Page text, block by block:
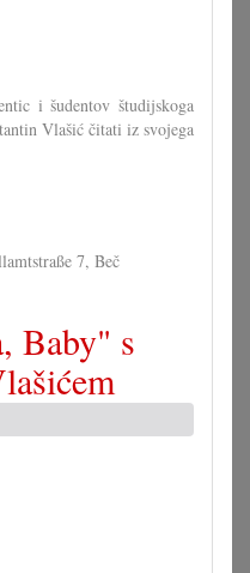
i šudentov študijskoga
Vlašić čitati iz svojega
7, Beč
Baby" s